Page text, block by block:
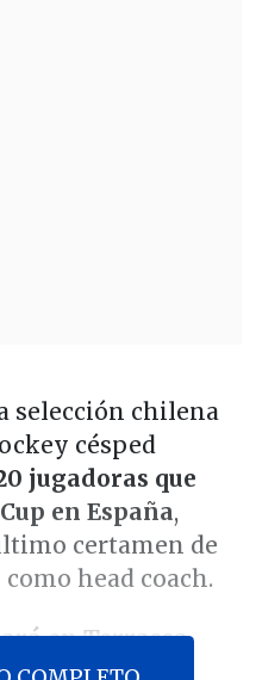
selección chilena
césped
jugadoras que
en España,
certamen de
head coach.
en Terrassa,
9 de junio, y la